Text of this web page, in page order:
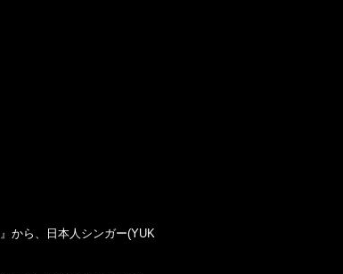
』から、日本人シンガー(YUK